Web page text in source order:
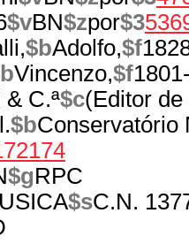
$vBN$zpor$3
$bAdolfo,$f
Vincenzo,$f
C.ª$c(Editor
$bConservatório
$gRPC
$sC.N.